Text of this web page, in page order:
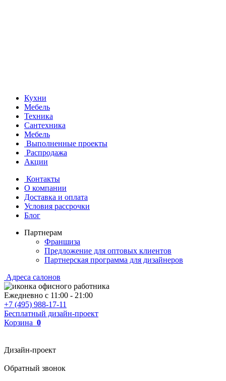
Кухни
Мебель
Техника
Сантехника
Мебель
Выполненные проекты
Распродажа
Акции
Контакты
О компании
Доставка и оплата
Условия рассрочки
Блог
Партнерам
Франшиза
Предложение для оптовых клиентов
Партнерская программа для дизайнеров
Адреса салонов
Ежедневно с 11:00 - 21:00
+7 (495) 988-17-11
Бесплатный дизайн-проект
Корзина 0
Дизайн-проект
Обратный звонок